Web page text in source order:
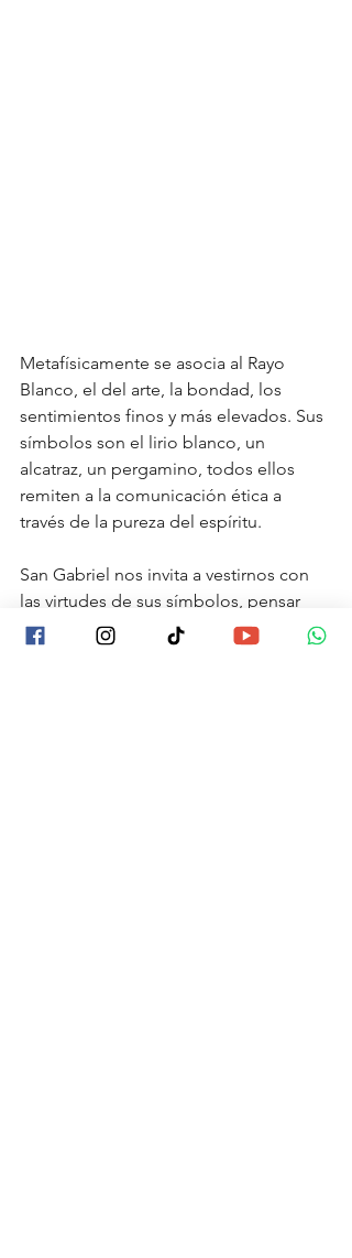
Metafísicamente se asocia al Rayo
Blanco, el del arte, la bondad, los
sentimientos finos y más elevados. Sus
símbolos son el lirio blanco, un
alcatraz, un pergamino, todos ellos
remiten a la comunicación ética a
través de la pureza del espíritu.
San Gabriel nos invita a vestirnos con
las virtudes de sus símbolos, pensar
positivamente, irradiar e inspirar